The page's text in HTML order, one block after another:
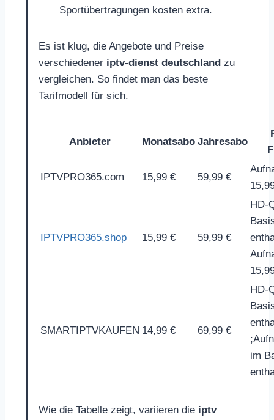
Sportübertragungen kosten extra.
Es ist klug, die Angebote und Preise
verschiedener iptv-dienst deutschland zu
vergleichen. So findet man das beste
Tarifmodell für sich.
Anbieter Monatsabo Jahresabo
IPTVPRO365.com 15,99 € 59,99 €
IPTVPRO365.shop 15,99 € 59,99 €
HD-
SMARTIPTVKAUFEN 14,99 € 69,99 €
HD-
im
Wie die Tabelle zeigt, variieren die iptv